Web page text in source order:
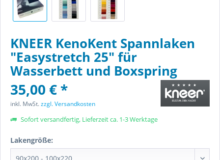
KNEER KenoKent Spannlaken
"Easystretch 25" für
Wasserbett und Boxspring
35,00 € *
inkl. MwSt.zzgl. Versandkosten
Sofort versandfertig, Lieferzeit ca. 1-3 Werktage
Lakengröße: